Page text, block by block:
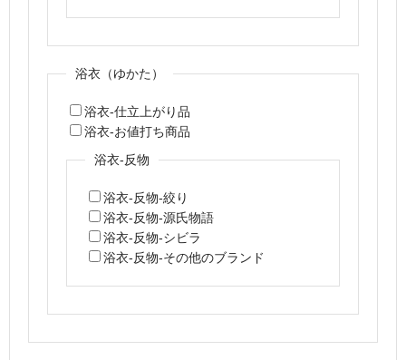
浴衣（ゆかた）
浴衣-仕立上がり品
浴衣-お値打ち商品
浴衣-反物
浴衣-反物-絞り
浴衣-反物-源氏物語
浴衣-反物-シビラ
浴衣-反物-その他のブランド